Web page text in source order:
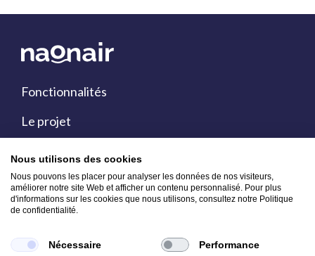
Fonctionnalités
Le projet
Mentions légales
Conditions générales d'utilisation
Vous pouvez nous contacter sur :
Nous utilisons des cookies
Nous pouvons les placer pour analyser les données de nos visiteurs,
améliorer notre site Web et afficher un contenu personnalisé. Pour plus
d'informations sur les cookies que nous utilisons, consultez notre Politique
de confidentialité.
Nécessaire Performance